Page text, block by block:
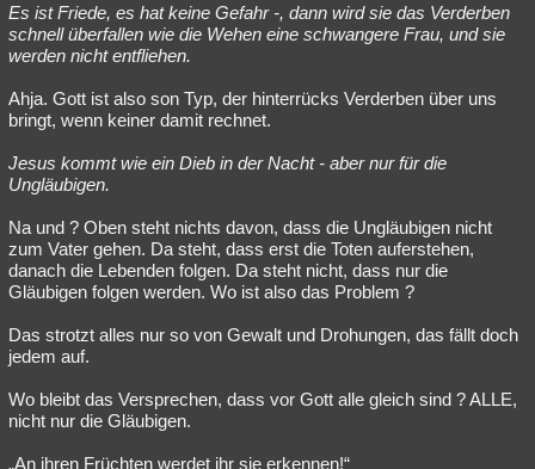
Es ist Friede, es hat keine Gefahr -, dann wird sie das Verderben
schnell überfallen wie die Wehen eine schwangere Frau, und sie
werden nicht entfliehen.
Ahja. Gott ist also son Typ, der hinterrücks Verderben über uns
bringt, wenn keiner damit rechnet.
Jesus kommt wie ein Dieb in der Nacht - aber nur für die
Ungläubigen.
Na und ? Oben steht nichts davon, dass die Ungläubigen nicht
zum Vater gehen. Da steht, dass erst die Toten auferstehen,
danach die Lebenden folgen. Da steht nicht, dass nur die
Gläubigen folgen werden. Wo ist also das Problem ?
Das strotzt alles nur so von Gewalt und Drohungen, das fällt doch
jedem auf.
Wo bleibt das Versprechen, dass vor Gott alle gleich sind ? ALLE,
nicht nur die Gläubigen.
„An ihren Früchten werdet ihr sie erkennen!“